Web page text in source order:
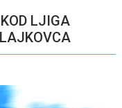
LJIGA